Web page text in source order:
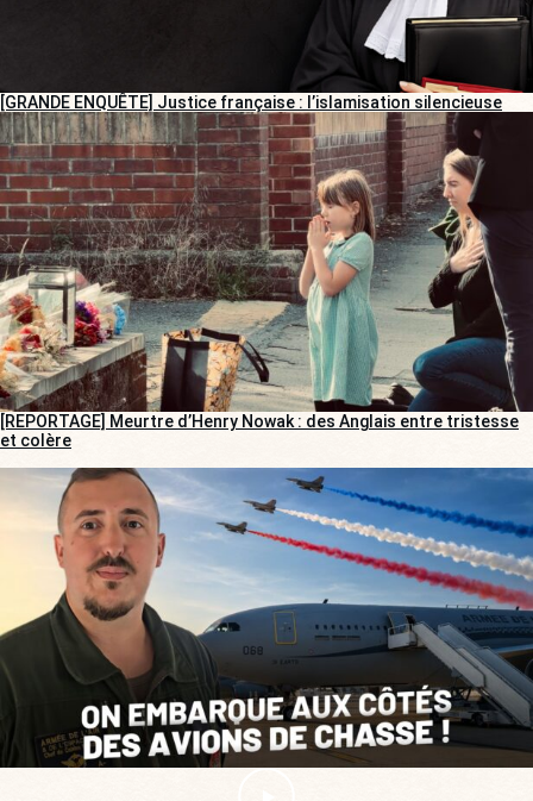
[GRANDE ENQUÊTE] Justice française : l’islamisation silencieuse
[REPORTAGE] Meurtre d’Henry Nowak : des Anglais entre tristesse
et colère